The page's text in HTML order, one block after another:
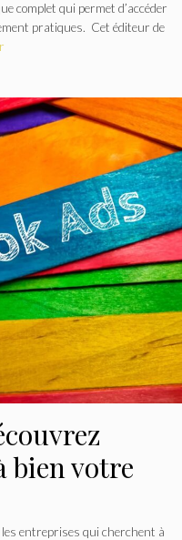
complet qui permet d’accéder
pratiques. Cet éditeur de
bien votre
entreprises qui cherchent à